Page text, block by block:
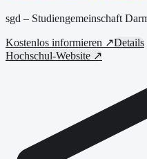
sgd – Studiengemeinschaft
Kostenlos informieren ↗Details
Hochschul-Website ↗